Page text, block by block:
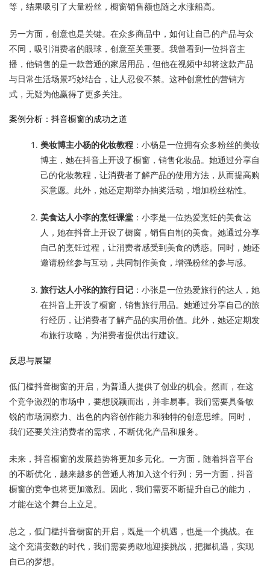
等，结果吸引了大量粉丝，橱窗销售额也随之水涨船高。
另一方面，创意也是关键。在众多商品中，如何让自己的产品与众
不同，吸引消费者的眼球，创意至关重要。我曾看到一位抖音主
播，他销售的是一款普通的家居用品，但他在视频中却将这款产品
与日常生活场景巧妙结合，让人忍俊不禁。这种创意性的营销方
式，无疑为他赢得了更多关注。
案例分析：抖音橱窗的成功之道
美妆博主小杨的化妆教程 ：小杨是一位拥有众多粉丝的美妆
博主，她在抖音上开设了橱窗，销售化妆品。她通过分享自
己的化妆教程，让消费者了解产品的使用方法，从而提高购
买意愿。此外，她还定期举办抽奖活动，增加粉丝粘性。
美食达人小李的烹饪课堂 ：小李是一位热爱烹饪的美食达
人，她在抖音上开设了橱窗，销售自制的美食。她通过分享
自己的烹饪过程，让消费者感受到美食的诱惑。同时，她还
邀请粉丝参与互动，共同制作美食，增强粉丝的参与感。
旅行达人小张的旅行日记 ：小张是一位热爱旅行的达人，她
在抖音上开设了橱窗，销售旅行用品。她通过分享自己的旅
行经历，让消费者了解产品的实用价值。此外，她还定期发
布旅行攻略，为消费者提供出行建议。
反思与展望
低门槛抖音橱窗的开启，为普通人提供了创业的机会。然而，在这
个竞争激烈的市场中，要想脱颖而出，并非易事。我们需要具备敏
锐的市场洞察力、出色的内容创作能力和独特的创意思维。同时，
我们还要关注消费者的需求，不断优化产品和服务。
未来，抖音橱窗的发展趋势将更加多元化。一方面，随着抖音平台
的不断优化，越来越多的普通人将加入这个行列；另一方面，抖音
橱窗的竞争也将更加激烈。因此，我们需要不断提升自己的能力，
才能在这个舞台上立足。
总之，低门槛抖音橱窗的开启，既是一个机遇，也是一个挑战。在
这个充满变数的时代，我们需要勇敢地迎接挑战，把握机遇，实现
自己的梦想。